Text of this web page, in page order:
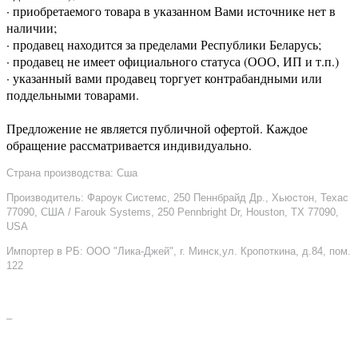
· приобретаемого товара в указанном Вами источнике нет в
наличии;
· продавец находится за пределами Республики Беларусь;
· продавец не имеет официального статуса (ООО, ИП и т.п.)
· указанный вами продавец торгует контрабандными или
поддельными товарами.
Предложение не является публичной офертой. Каждое
обращение рассматривается индивидуально.
Страна производства: Сша
Производитель: Фароук Системс, 250 Пеннбрайд Др., Хьюстон, Техас
77090, США / Farouk Systems, 250 Pennbright Dr, Houston, TX 77090,
USA
Импортер в РБ: ООО "Лика-Джей", г. Минск,ул. Кропоткина, д.84, пом.
122
–